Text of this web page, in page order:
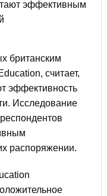
британским
считает,
эффективность
Исследование
распоряжении.